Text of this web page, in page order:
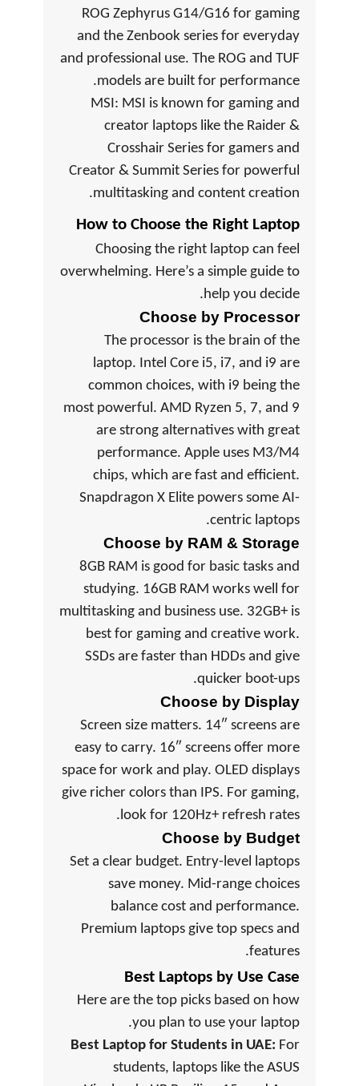
ROG Zephyrus G14/G16 for gaming
and the Zenbook series for everyday
and professional use. The ROG and TUF
models are built for performance.
MSI: MSI is known for gaming and
creator laptops like the Raider &
Crosshair Series for gamers and
Creator & Summit Series for powerful
multitasking and content creation.
How to Choose the Right Laptop
Choosing the right laptop can feel
overwhelming. Here’s a simple guide to
help you decide.
Choose by Processor
The processor is the brain of the
laptop. Intel Core i5, i7, and i9 are
common choices, with i9 being the
most powerful. AMD Ryzen 5, 7, and 9
are strong alternatives with great
performance. Apple uses M3/M4
chips, which are fast and efficient.
Snapdragon X Elite powers some AI-
centric laptops.
Choose by RAM & Storage
8GB RAM is good for basic tasks and
studying. 16GB RAM works well for
multitasking and business use. 32GB+ is
best for gaming and creative work.
SSDs are faster than HDDs and give
quicker boot-ups.
Choose by Display
Screen size matters. 14″ screens are
easy to carry. 16″ screens offer more
space for work and play. OLED displays
give richer colors than IPS. For gaming,
look for 120Hz+ refresh rates.
Choose by Budget
Set a clear budget. Entry-level laptops
save money. Mid-range choices
balance cost and performance.
Premium laptops give top specs and
features.
Best Laptops by Use Case
Here are the top picks based on how
you plan to use your laptop.
Best Laptop for Students in UAE: For
students, laptops like the ASUS